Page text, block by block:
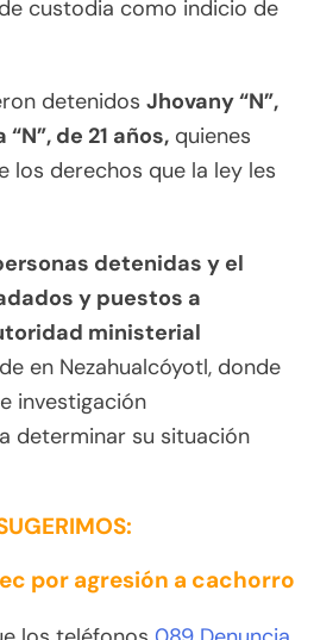
custodia como indicio de
detenidos Jhovany “N”,
de 21 años, quienes
los derechos que la ley les
detenidas y el
y puestos a
ministerial
en Nezahualcóyotl, donde
investigación
determinar su situación
por agresión a cachorro